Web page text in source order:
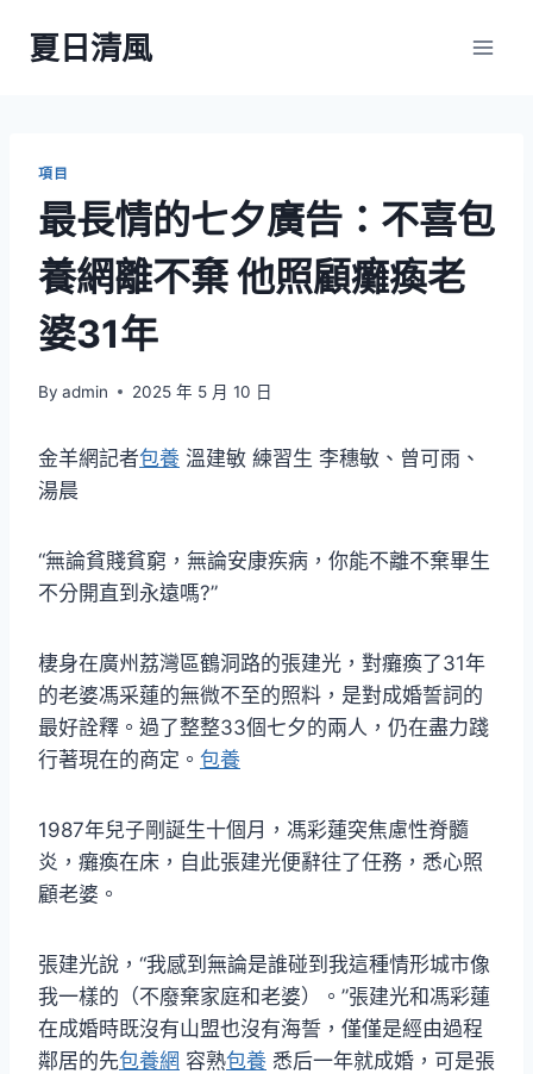
夏日清風
項目
最長情的七夕廣告：不喜包
養網離不棄 他照顧癱瘓老
婆31年
By admin 2025 年 5 月 10 日
金羊網記者包養 溫建敏 練習生 李穗敏、曾可雨、
湯晨
“無論貧賤貧窮，無論安康疾病，你能不離不棄畢生
不分開直到永遠嗎?”
棲身在廣州荔灣區鶴洞路的張建光，對癱瘓了31年
的老婆馮采蓮的無微不至的照料，是對成婚誓詞的
最好詮釋。過了整整33個七夕的兩人，仍在盡力踐
行著現在的商定。 包養
1987年兒子剛誕生十個月，馮彩蓮突焦慮性脊髓
炎，癱瘓在床，自此張建光便辭往了任務，悉心照
顧老婆。
張建光說，“我感到無論是誰碰到我這種情形城市像
我一樣的（不廢棄家庭和老婆）。”張建光和馮彩蓮
在成婚時既沒有山盟也沒有海誓，僅僅是經由過程
鄰居的先包養網 容熟包養 悉后一年就成婚，可是張